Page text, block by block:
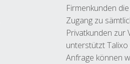
Firmenkunden
Zugang zu
Privatkunden zur
unterstützt
Anfrage können